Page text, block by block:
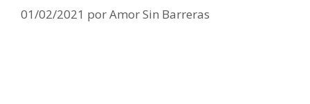
01/02/2021 porAmor Sin Barreras